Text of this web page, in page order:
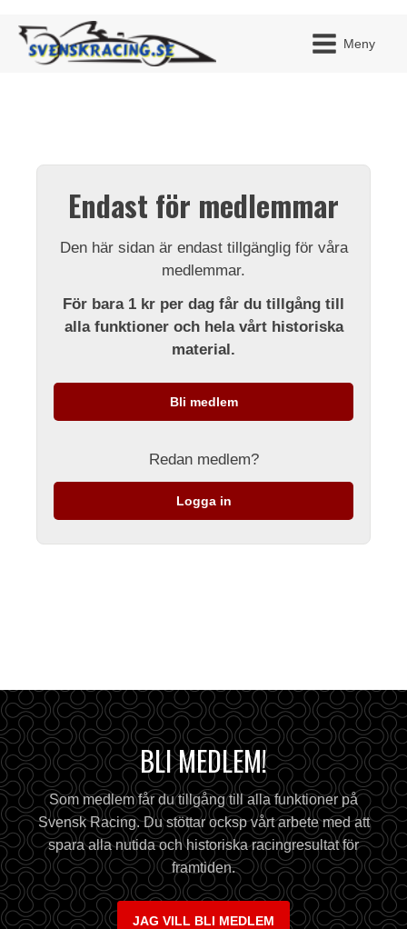
Meny
Endast för medlemmar
Den här sidan är endast tillgänglig för våra
medlemmar.
För bara 1 kr per dag får du tillgång till
alla funktioner och hela vårt historiska
material.
Bli medlem
Redan medlem?
Logga in
BLI MEDLEM!
Som medlem får du tillgång till alla funktioner på
Svensk Racing. Du stöttar ocksp vårt arbete med att
spara alla nutida och historiska racingresultat för
framtiden.
JAG VILL BLI MEDLEM